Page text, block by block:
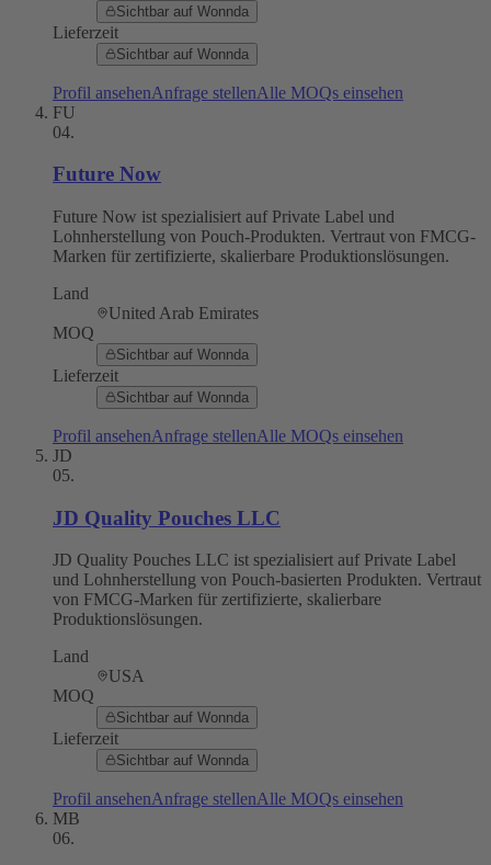
Sichtbar auf Wonnda
Lieferzeit
Sichtbar auf Wonnda
Profil ansehenAnfrage stellenAlle MOQs einsehen
FU
04.
Future Now
Future Now ist spezialisiert auf Private Label und
Lohnherstellung von Pouch-Produkten. Vertraut von FMCG-
Marken für zertifizierte, skalierbare Produktionslösungen.
Land
United Arab Emirates
MOQ
Sichtbar auf Wonnda
Lieferzeit
Sichtbar auf Wonnda
Profil ansehenAnfrage stellenAlle MOQs einsehen
JD
05.
JD Quality Pouches LLC
JD Quality Pouches LLC ist spezialisiert auf Private Label
und Lohnherstellung von Pouch-basierten Produkten. Vertraut
von FMCG-Marken für zertifizierte, skalierbare
Produktionslösungen.
Land
USA
MOQ
Sichtbar auf Wonnda
Lieferzeit
Sichtbar auf Wonnda
Profil ansehenAnfrage stellenAlle MOQs einsehen
MB
06.